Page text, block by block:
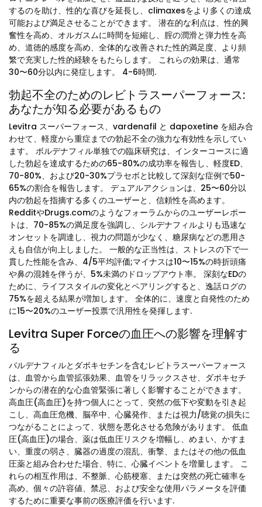
するのを助け、性的な喜びを延長し、climaxesをより多くの達成
可能および満足させることができます。 潜在的な利点は、性的興
奮性を高め、オルガスムに時間を短縮し、腟の潤滑と弾力性を高
め、道徳的感度を高め、全体的な改善された性的満足度、より頻
繁で充実した性的経験をもたらします。 これらの効果は、通常
30〜60分以内に発症します。 4-6時間.
勃起不全のためのレビトラスーパーフォース:
あなたが知る必要があるもの
Levitra スーパーフォース、vardenafil と dapoxetine を組み合
わせて、軽度から重症までの勃起不全の強力な有効性を示してい
ます。 ボルデナフィル単独での臨床研究は、インターコースに適
した勃起を達成するための65-80%の成功率を報告し、軽度ED、
70-80%、および20-30%プラセボと比較して深刻な症例で50-
65%の割合を報告します。 デュアルアクションは、25〜60分以
内の勃起を指摘する多くのユーザーと、信頼性を高めます。
RedditやDrugs.comのようなフォーラムからのユーザーレポー
トは、70-85%の満足度を強調し、シルデナフィルよりも迅速な
オンセットを調達し、視力の問題が少なく、糖尿病などの悪用さ
えも自信が向上しました。 一般的な正当性は、ストレスの下で一
貫した性能を含み、4/5平均評価;マイナスは10〜15%の時折頭痛
や鼻の混雑を伴うが、5%未満のドロップアウト率。 深刻なEDの
ために、ライフスタイルの変化とペアリングすると、逸話ログの
75%を超える結果が増加します。 全体的に、速度と自発性のため
に15〜20%のユーザー投票で汎用性を発揮します.
Levitra Super Forceの血圧への影響を理解す
る
バルデナフィルとダポキセチンを含むレビトラスーパーフォース
は、血管から血管拡張効果、血管をリラックスさせ、ダポキセチ
ンからの潜在的な心血管緊張に著しく影響することができます。
高血圧(高血圧)を持つ個人にとって、突然の低下や変動を引き起
こし、高血圧危機、脳卒中、心臓発作、または視力/聴覚の損失に
つながることによって、状態を悪化させる危険があります。 低血
圧(高血圧)の場合、薬は低血圧リスクを増幅し、めまい、かすま
い、重度の弱さ、臓器の過度の混乱、衝撃、またはその他の低血
圧薬と組み合わせた場合、特に、心臓イベントを増量します。 こ
れらの相互作用は、不整脈、心筋梗塞、または突然の死亡確率を
高め、個々の許容値、禁忌、および安全な使用パラメータを評価
するために重要な事前の医療評価を行います.